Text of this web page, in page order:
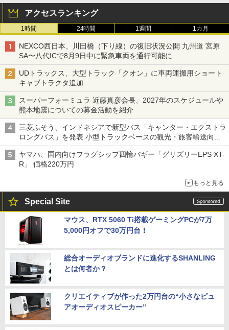
アクセスランキング
1時間 24時間 1週間 1カ月
NEXCO西日本、川田橋（下り線）の復旧状況公開 九州道 宮原
SA〜八代ICで8月9日中に緊急車両を通行可能に
UDトラックス、大型トラック「クオン」に車両運搬用ショート
キャブトラクタ追加
スーパーフォーミュラ 近藤真彦会長、2027年のスケジュールや
熊本地震についての募金活動を紹介
三菱ふそう、インドネシアで新型バス「キャンター・エクストラ
ロングバス」を発表 小型トラックベースの観光・旅客輸送向け
バス
ヤマハ、国内向けフラグシップ四輪バギー「グリズリーEPS XT-
R」 価格220万円
もっと見る
Special Site
マウス、RTX 5060 Ti搭載ゲーミングPCが7万
5,000円オフで30万円台！
総合オーディオブランドに進化するSHANLING
とは何者か？
クリエイティブが作った2万円台の“小さなピュ
アオーディオスピーカー”